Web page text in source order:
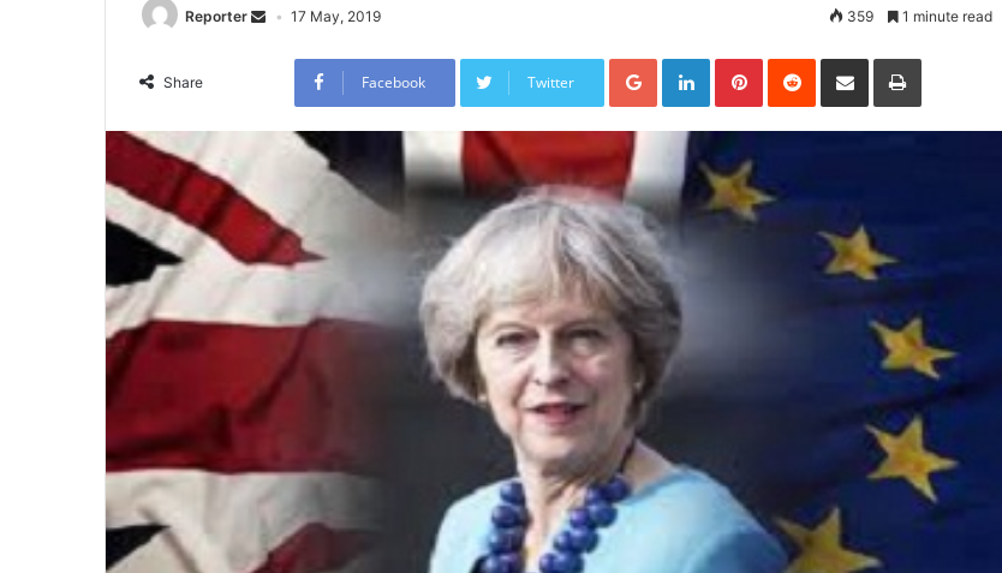
Reporter 17 May, 2019 359 1 minute read
Share Facebook Twitter
Google+LinkedInPinterestReddit Share via Email Print